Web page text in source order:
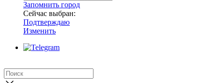
Запомнить город
Сейчас выбран:
Подтверждаю
Изменить